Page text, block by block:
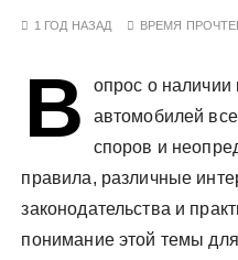
1 ГОД НАЗАД ВРЕМЯ
В
опрос о наличии
автомобилей
споров и
правила, различные
законодательства и
понимание этой темы